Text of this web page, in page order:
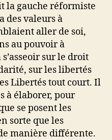
la gauche réformiste
des valeurs à
aller de soi,
au pouvoir à
sur le droit
sur les libertés
Libertés tout court. Il
à élaborer, pour
se posent les
sorte que les
manière différente.